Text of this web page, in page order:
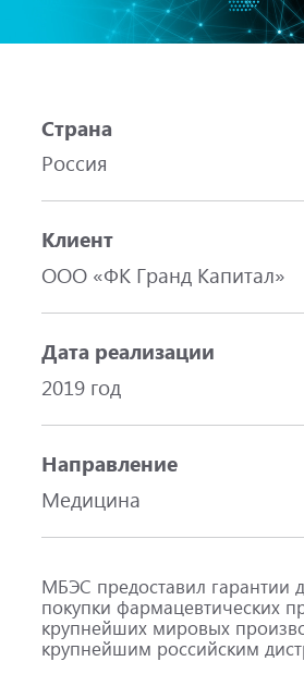
Страна
Россия
Клиент
ООО «ФК Гранд Капитал»
Дата реализации
2019 год
Направление
Медицина
МБЭС предоставил гарантии
покупки фармацевтических
крупнейших мировых
крупнейшим российским